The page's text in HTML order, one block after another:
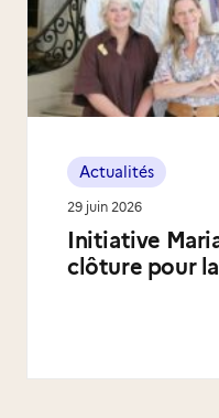
Initiative
clôture pour
Actualités
29 juin 2026